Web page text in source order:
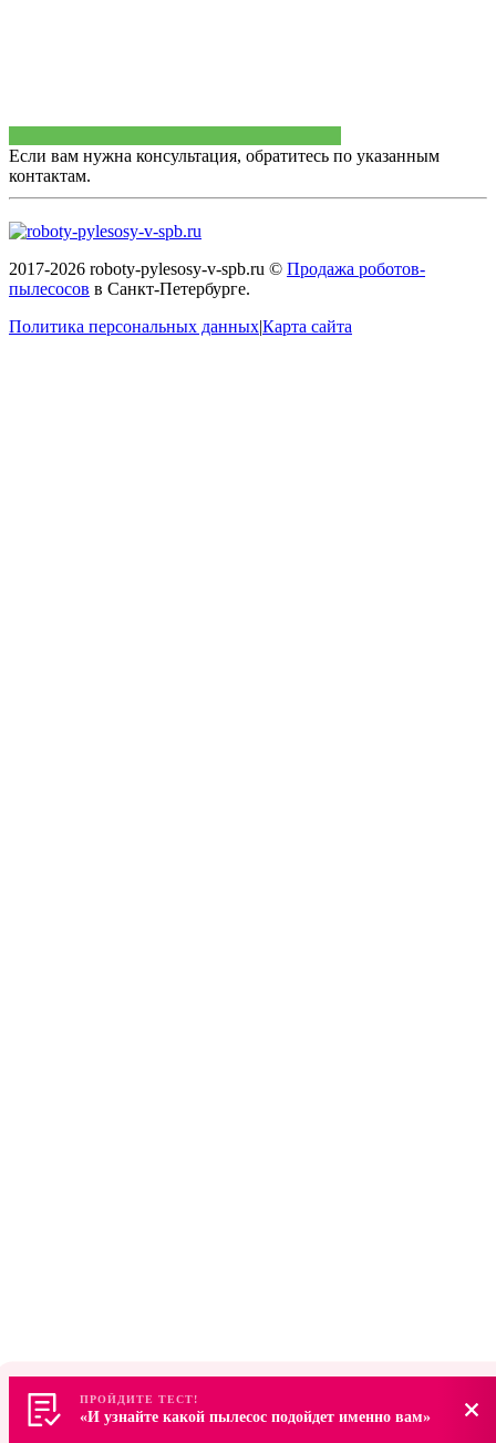
Если вам нужна консультация, обратитесь по указанным
контактам.
2017-2026 roboty-pylesosy-v-spb.ru © Продажа роботов-
пылесосов в Санкт-Петербурге.
Политика персональных данных|Карта сайта
ПРОЙДИТЕ ТЕСТ!
«И узнайте какой пылесос подойдет именно вам»
ПРОЙДИТЕ ТЕСТ!
«И узнайте какой пылесос подойдет именно вам»